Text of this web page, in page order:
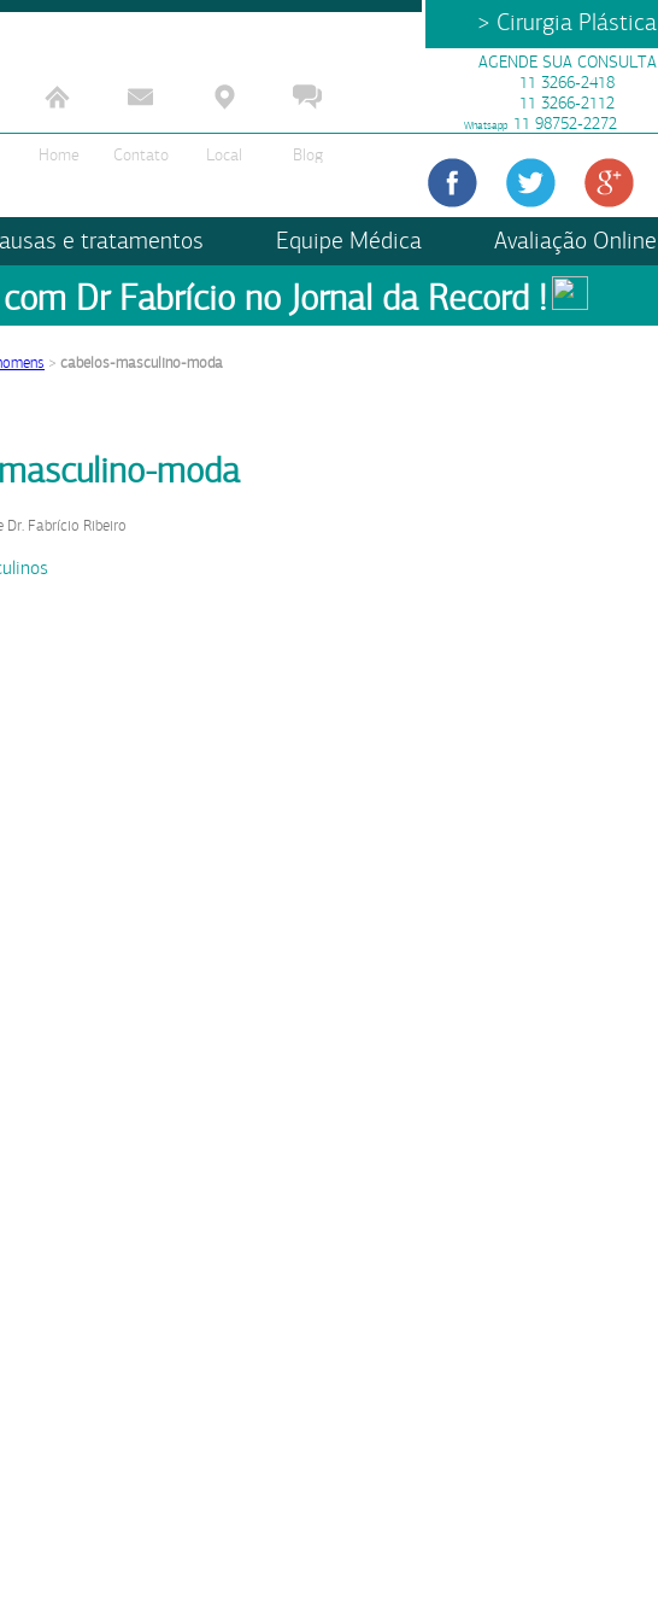
> Cirurgia Plástica
Home Contato Local Blog
AGENDE SUA CONSULTA
11 3266-2418
11 3266-2112
Whatsapp 11 98752-2272
e tratamentos Equipe Médica Avaliação Online
Dr Fabrício no Jornal da Record !
> cabelos-masculino-moda
moda
Dr. Fabrício Ribeiro